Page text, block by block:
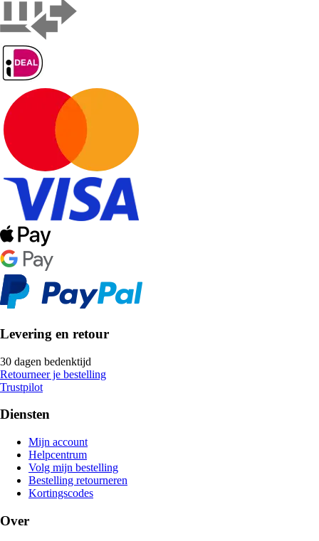
Levering en retour
30 dagen bedenktijd
Retourneer je bestelling
Trustpilot
Diensten
Mijn account
Helpcentrum
Volg mijn bestelling
Bestelling retourneren
Kortingscodes
Over